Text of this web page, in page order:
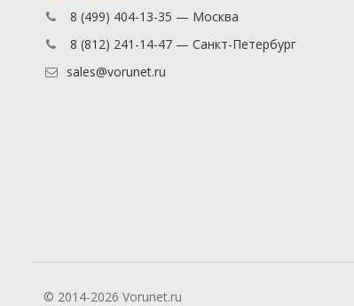
8 (499) 404-13-35 — Москва
8 (812) 241-14-47 — Санкт-Петербург
sales@vorunet.ru
© 2014-2026 Vorunet.ru